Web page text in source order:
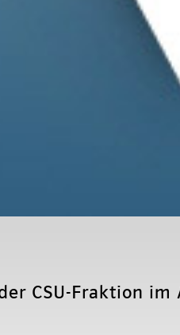
CSU-Fraktion im